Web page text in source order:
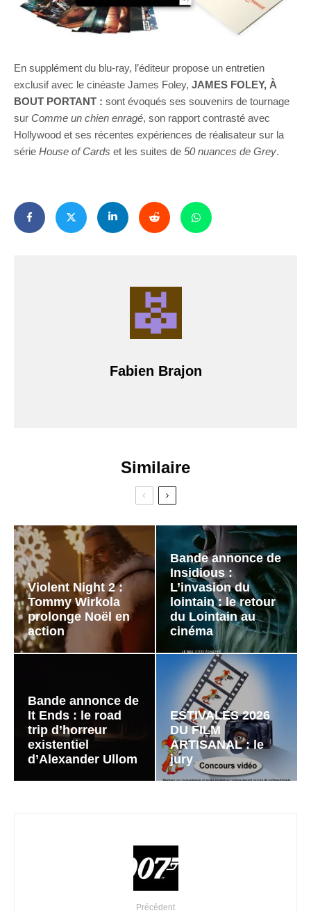
En supplément du blu-ray, l’éditeur propose un entretien
exclusif avec le cinéaste James Foley, JAMES FOLEY, À
BOUT PORTANT : sont évoqués ses souvenirs de tournage
sur Comme un chien enragé, son rapport contrasté avec
Hollywood et ses récentes expériences de réalisateur sur la
série House of Cards et les suites de 50 nuances de Grey.
Fabien Brajon
Similaire
Violent Night 2 :
Tommy Wirkola
prolonge Noël en
action
Bande annonce de
Insidious :
L’invasion du
lointain : le retour
du Lointain au
cinéma
Bande annonce de
It Ends : le road
trip d’horreur
existentiel
d’Alexander Ullom
ESTIVALES 2026
DU FILM
ARTISANAL : le
jury
Précédent